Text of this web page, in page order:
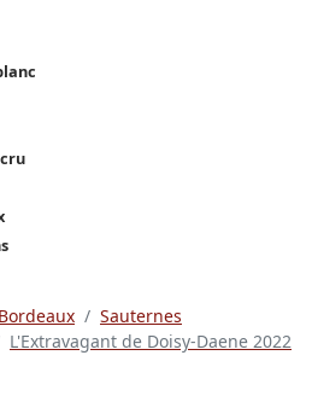
Bordeaux
Sauternes
L'Extravagant de Doisy-Daene 2022